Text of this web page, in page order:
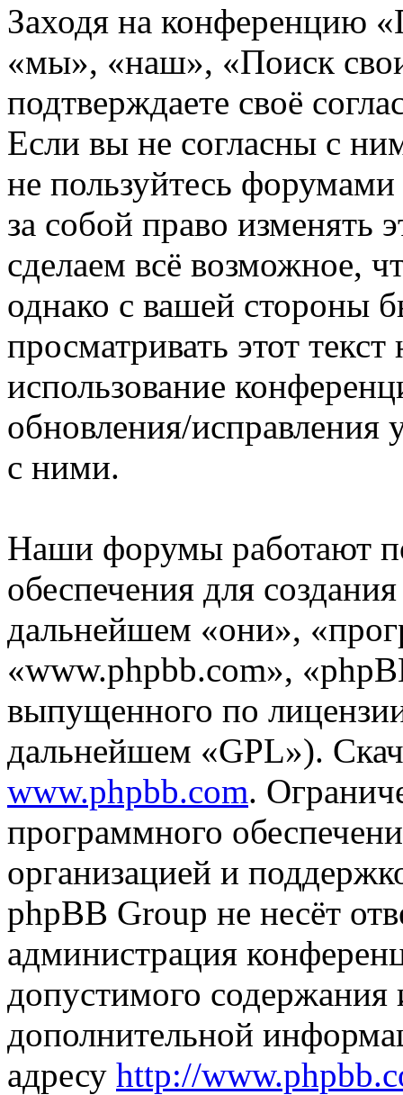
Заходя на конференцию
«мы», «наш», «Поиск
подтверждаете своё
Если вы не согласны с
не пользуйтесь
за собой право изменять
сделаем всё возможное,
однако с вашей стороны
просматривать этот
использование
обновления/исправления
с ними.
Наши форумы работают
обеспечения для
дальнейшем «они»,
«www.phpbb.com»,
выпущенного по
дальнейшем «GPL»).
www.phpbb.com.
программного
организацией и
phpBB Group не несёт
администрация
допустимого
дополнительной
адресу http://